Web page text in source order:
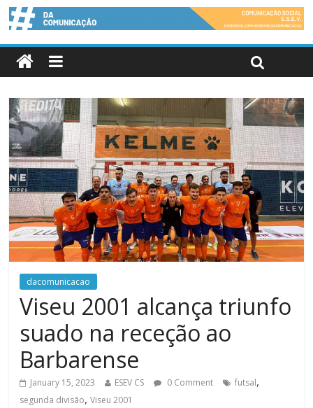
dacomunicacao
Viseu 2001 alcança triunfo
suado na receção ao
Barbarense
January 15, 2023 ESEV CS 0 Comment futsal,
segunda divisão,Viseu 2001